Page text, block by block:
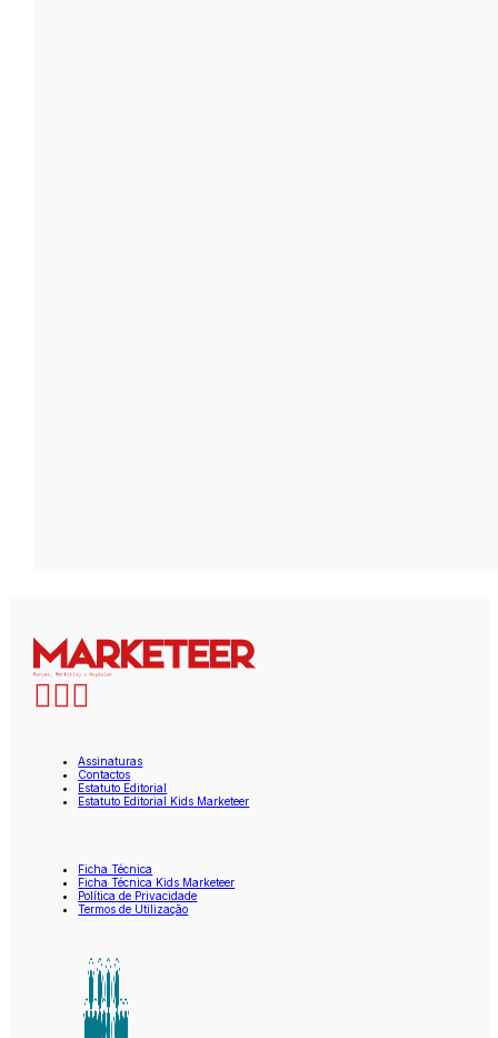
Assinaturas
Contactos
Estatuto Editorial
Estatuto Editorial Kids Marketeer
Ficha Técnica
Ficha Técnica Kids Marketeer
Política de Privacidade
Termos de Utilização